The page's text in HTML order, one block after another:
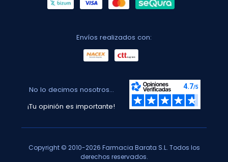
Envíos realizados con:
No lo decimos nosotros...
¡Tu opinión es importante!
Copyright © 2010-2026 Farmacia Barata S.L. Todos los
derechos reservados.